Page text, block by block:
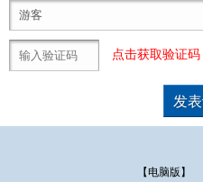
点击获取验证码
【电脑版】